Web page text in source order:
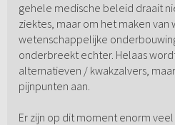
gehele medische beleid draait
ziektes, maar om het maken van
wetenschappelijke
onderbreekt echter. Helaas
alternatieven / kwakzalvers,
pijnpunten aan.
Er zijn op dit moment enorm